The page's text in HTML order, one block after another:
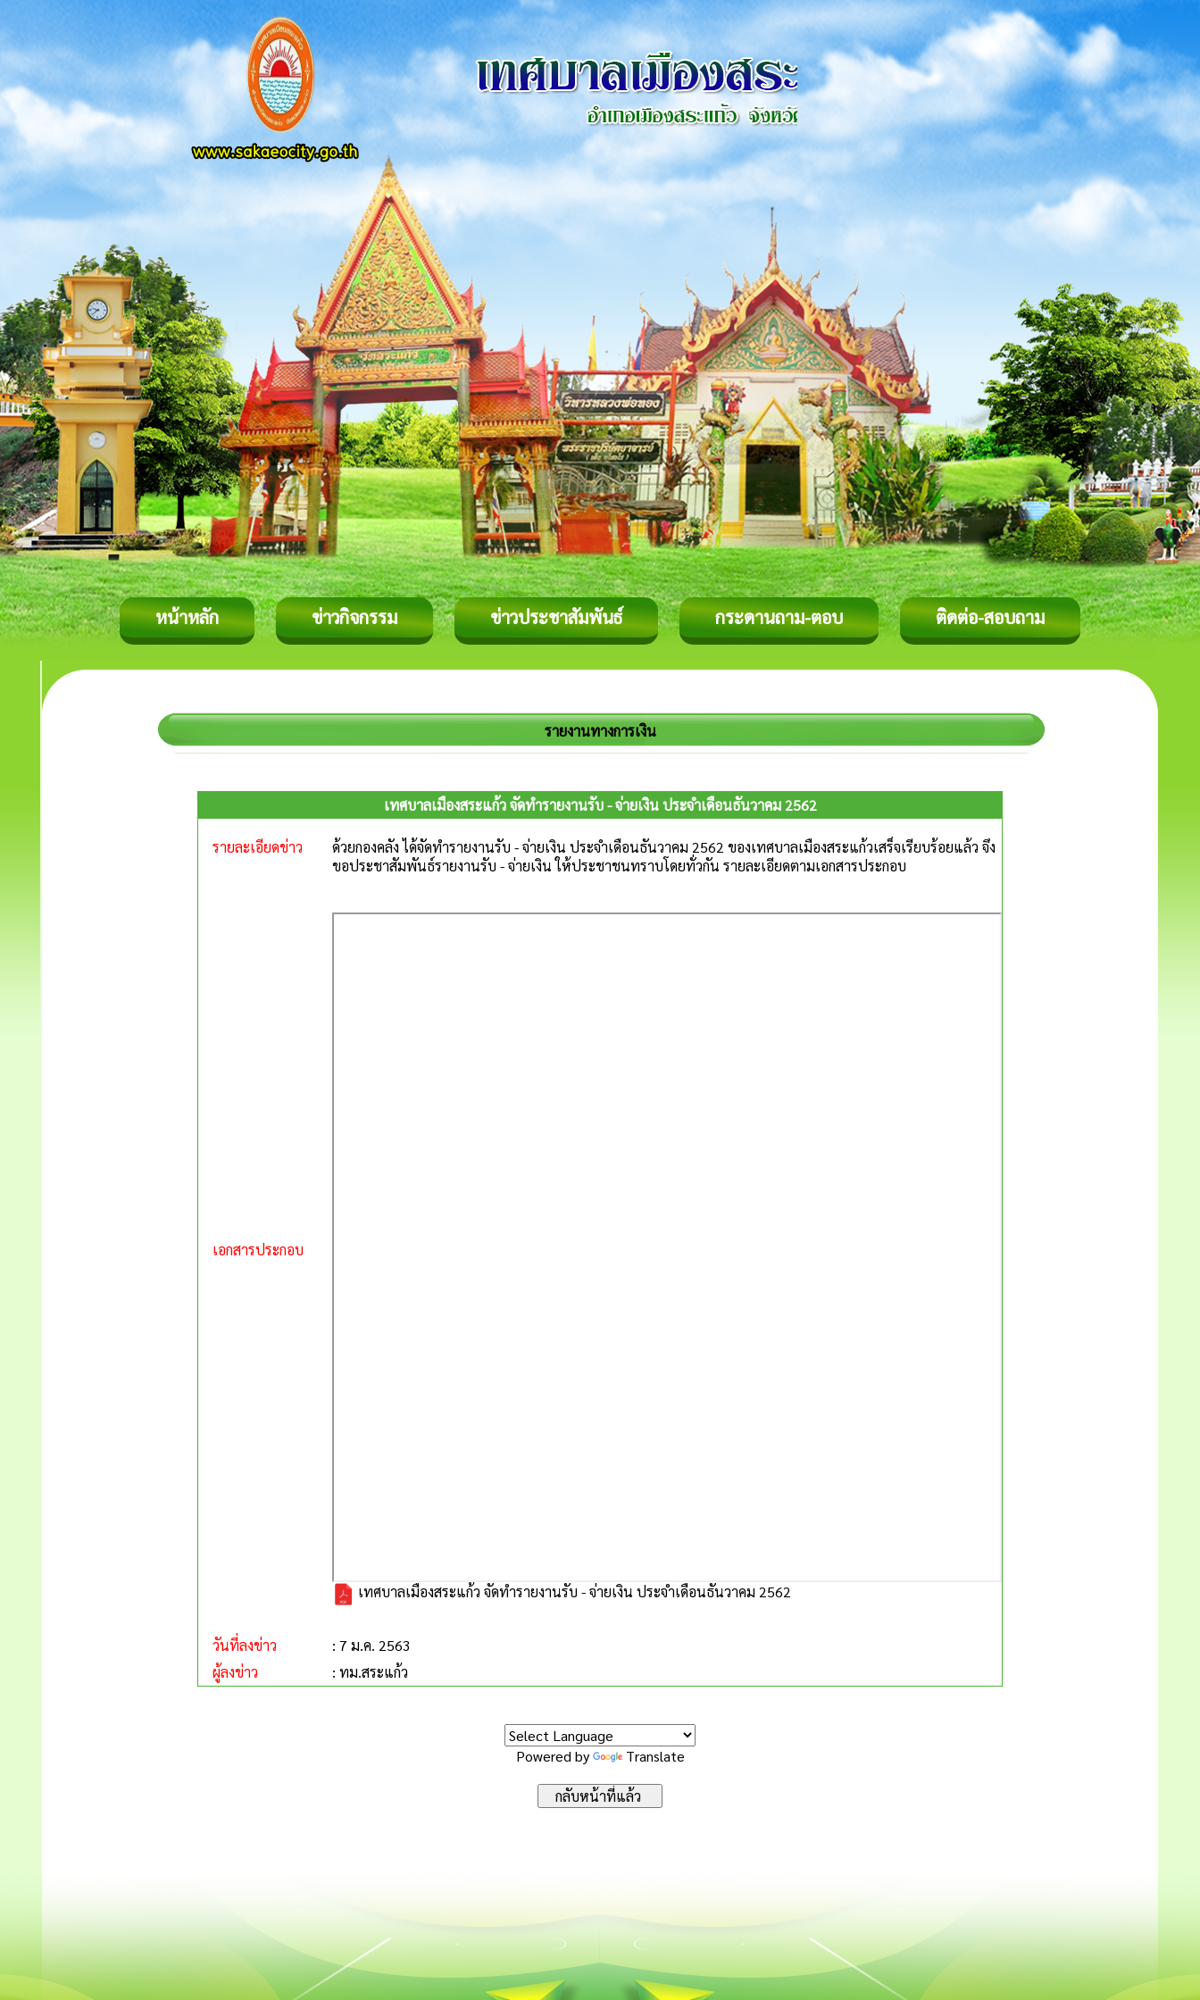
หน้าหลัก ข่าวกิจกรรม ข่าวประชาสัมพันธ์ กระดานถาม-ตอบ ติดต่อ-สอบถาม
รายงานทางการเงิน
เทศบาลเมืองสระแก้ว จัดทำรายงานรับ - จ่ายเงิน ประจำเดือนธันวาคม 2562
รายละเอียดข่าว ด้วยกองคลัง ได้จัดทำรายงานรับ - จ่ายเงิน ประจำเดือนธันวาคม 2562 ของเทศบาลเมืองสระแก้วเสร็จเรียบร้อยแล้ว จึง
ขอประชาสัมพันธ์รายงานรับ - จ่ายเงิน ให้ประชาชนทราบโดยทั่วกัน รายละเอียดตามเอกสารประกอบ
เอกสารประกอบ
เทศบาลเมืองสระแก้ว จัดทำรายงานรับ - จ่ายเงิน ประจำเดือนธันวาคม 2562
วันที่ลงข่าว
: 7 ม.ค. 2563
ผู้ลงข่าว
: ทม.สระแก้ว
Powered by Translate